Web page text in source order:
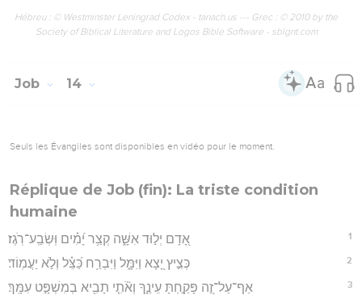
Hébreu : © Westminster Leningrad Codex - tanach.us --- Grec : © 2010 by the
Society of Biblical Literature and Logos Bible Software - sblgnt.com
Job 14
Seuls les Évangiles sont disponibles en vidéo pour le moment.
Réplique de Job (fin): La triste condition
humaine
1 אָ֭דָם יְל֣וּד אִשָּׁ֑ה קְצַ֥ר יָ֝מִ֗ים וּֽשְׂבַֽע־רֹֽגֶז׃
2 כְּצִ֣יץ יָ֭צָא וַיִּמָּ֑ל וַיִּבְרַ֥ח כַּ֝צֵּ֗ל וְלֹ֣א יַעֲמֽוֹד׃
3 אַף־עַל־זֶ֭ה פָּקַ֣חְתָּ עֵינֶ֑ךָ וְאֹ֘תִ֤י תָבִ֖יא בְמִשְׁפָּ֣ט עִמָּֽךְ׃